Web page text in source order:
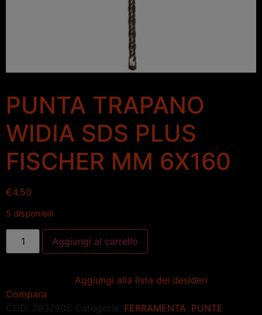
PUNTA TRAPANO
WIDIA SDS PLUS
FISCHER MM 6X160
€4.50
5 disponibili
Aggiungi al carrello
Aggiungi alla lista dei desideri
Compara
COD: 7937905 Categorie: FERRAMENTA PUNTE